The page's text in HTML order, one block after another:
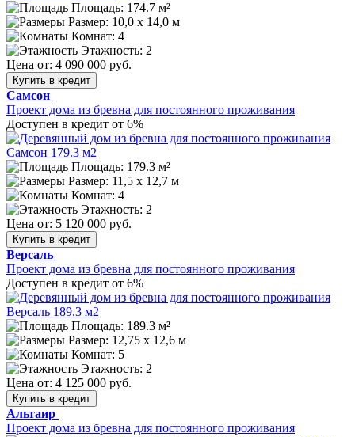
Площадь: 174.7 м²
Размер: 10,0 х 14,0 м
Комнат: 4
Этажность: 2
Цена от: 4 090 000 руб.
Купить в кредит
Самсон
Проект дома из бревна для постоянного проживания
Доступен в кредит от 6%
Площадь: 179.3 м²
Размер: 11,5 х 12,7 м
Комнат: 4
Этажность: 2
Цена от: 5 120 000 руб.
Купить в кредит
Версаль
Проект дома из бревна для постоянного проживания
Доступен в кредит от 6%
Площадь: 189.3 м²
Размер: 12,75 х 12,6 м
Комнат: 5
Этажность: 2
Цена от: 4 125 000 руб.
Купить в кредит
Альтаир
Проект дома из бревна для постоянного проживания